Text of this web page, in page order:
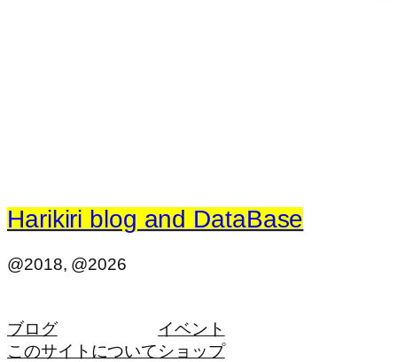
Harikiri blog and DataBase
@2018, @2026
ブログ
このサイトについて
イベント
ショップ